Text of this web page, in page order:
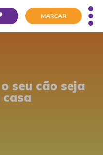
MARCAR
seu cão seja
casa